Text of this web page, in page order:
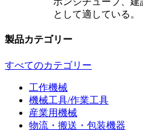
として適している。
製品カテゴリー
すべてのカテゴリー
工作機械
機械工具/作業工具
産業用機械
物流・搬送・包装機器